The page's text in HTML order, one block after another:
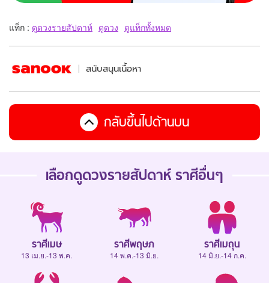
แท็ก : ดูดวงรายสัปดาห์ ดูดวง ดูแท็กทั้งหมด
สนับสนุนเนื้อหา
กลับขึ้นไปด้านบน
เลือกดูดวงรายสัปดาห์ ราศีอื่นๆ
ราศีเมษ
13 เม.ย.-13 พ.ค.
ราศีพฤษภ
14 พ.ค.-13 มิ.ย.
ราศีเมถุน
14 มิ.ย.-14 ก.ค.